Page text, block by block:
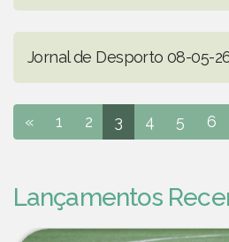
Jornal de Desporto 08-05-
« 1 2 3 4 5 6
Lançamentos